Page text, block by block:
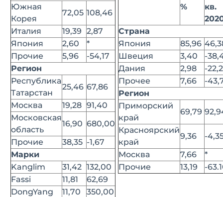
Южная
Корея
72,05 108,46
Италия
19,39 2,87
Япония
2,60
*
Прочие
5,96
-54,17
Регион
Республика
Татарстан
25,46 67,86
Москва
19,28 91,40
Московская
область
16,90 680,00
Прочие
38,35 -1,67
Марки
Kanglim
31,42 132,00
Fassi
11,81
62,69
DongYang
11,70
350,00
%
кв.
Страна
Япония
85,96
Швеция
3,40
-
Дания
2,98
-
Прочее
7,66
-
Регион
Приморский
край
69,79
Красноярский
край
9,36
-
Москва
7,66
*
Прочие
13,19 -